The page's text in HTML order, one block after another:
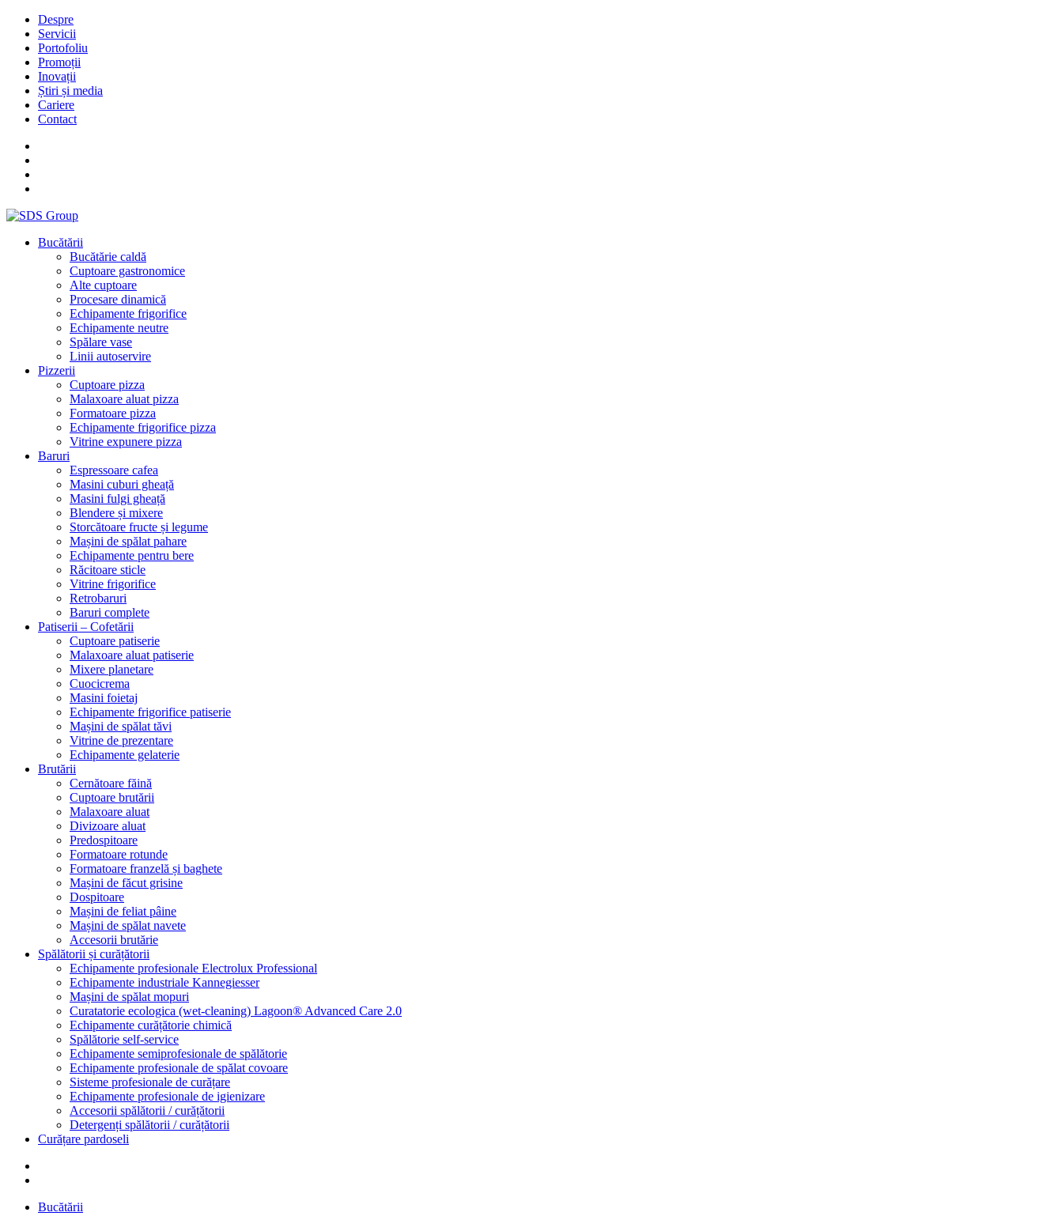
Despre
Servicii
Portofoliu
Promoții
Inovații
Știri și media
Cariere
Contact
Bucătării
Bucătărie caldă
Cuptoare gastronomice
Alte cuptoare
Procesare dinamică
Echipamente frigorifice
Echipamente neutre
Spălare vase
Linii autoservire
Pizzerii
Cuptoare pizza
Malaxoare aluat pizza
Formatoare pizza
Echipamente frigorifice pizza
Vitrine expunere pizza
Baruri
Espressoare cafea
Masini cuburi gheață
Masini fulgi gheață
Blendere și mixere
Storcătoare fructe și legume
Mașini de spălat pahare
Echipamente pentru bere
Răcitoare sticle
Vitrine frigorifice
Retrobaruri
Baruri complete
Patiserii – Cofetării
Cuptoare patiserie
Malaxoare aluat patiserie
Mixere planetare
Cuocicrema
Masini foietaj
Echipamente frigorifice patiserie
Mașini de spălat tăvi
Vitrine de prezentare
Echipamente gelaterie
Brutării
Cernătoare făină
Cuptoare brutării
Malaxoare aluat
Divizoare aluat
Predospitoare
Formatoare rotunde
Formatoare franzelă și baghete
Mașini de făcut grisine
Dospitoare
Mașini de feliat pâine
Mașini de spălat navete
Accesorii brutărie
Spălătorii și curățătorii
Echipamente profesionale Electrolux Professional
Echipamente industriale Kannegiesser
Mașini de spălat mopuri
Curatatorie ecologica (wet-cleaning) Lagoon® Advanced Care 2.0
Echipamente curățătorie chimică
Spălătorie self-service
Echipamente semiprofesionale de spălătorie
Echipamente profesionale de spălat covoare
Sisteme profesionale de curățare
Echipamente profesionale de igienizare
Accesorii spălătorii / curățătorii
Detergenți spălătorii / curățătorii
Curățare pardoseli
Bucătării